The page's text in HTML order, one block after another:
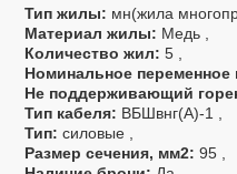
Тип жилы
мн(жила
Материал жилы
Медь
Количество жил
5
Номинальное переменное
Не поддерживающий
Тип кабеля
ВБШвнг(А)-1
Тип силовые
Размер сечения, мм2 95